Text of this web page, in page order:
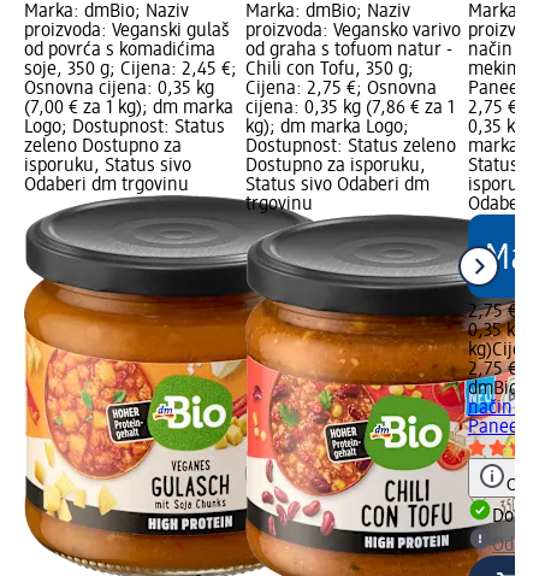
Marka: dmBio; Naziv
proizvoda: Veganski gulaš
od povrća s komadićima
soje, 350 g; Cijena: 2,45 €;
Osnovna cijena: 0,35 kg
(7,00 € za 1 kg); dm marka
Logo; Dostupnost: Status
zeleno Dostupno za
isporuku, Status sivo
Odaberi dm trgovinu
Marka: dmBio; Naziv
proizvoda: Vegansko varivo
od graha s tofuom natur -
Chili con Tofu, 350 g;
Cijena: 2,75 €; Osnovna
cijena: 0,35 kg (7,86 € za 1
kg); dm marka Logo;
Dostupnost: Status zeleno
Dostupno za isporuku,
Status sivo Odaberi dm
trgovinu
Marka:
način
mekim
Paneer,
2,75 €;
0,35 kg
marka
Status
Odaberi
2,75 €
0,35 kg
kg)
2,75 €
dmBio
način